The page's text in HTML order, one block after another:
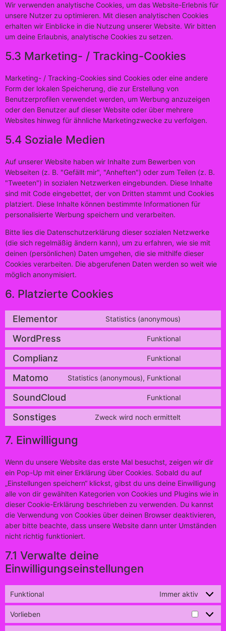
Wir verwenden analytische Cookies, um das Website-Erlebnis für
unsere Nutzer zu optimieren. Mit diesen analytischen Cookies
erhalten wir Einblicke in die Nutzung unserer Website. Wir bitten
um deine Erlaubnis, analytische Cookies zu setzen.
5.3 Marketing- / Tracking-Cookies
Marketing- / Tracking-Cookies sind Cookies oder eine andere
Form der lokalen Speicherung, die zur Erstellung von
Benutzerprofilen verwendet werden, um Werbung anzuzeigen
oder den Benutzer auf dieser Website oder über mehrere
Websites hinweg für ähnliche Marketingzwecke zu verfolgen.
5.4 Soziale Medien
Auf unserer Website haben wir Inhalte zum Bewerben von
Webseiten (z. B. "Gefällt mir", "Anheften") oder zum Teilen (z. B.
"Tweeten") in sozialen Netzwerken eingebunden. Diese Inhalte
sind mit Code eingebettet, der von Dritten stammt und Cookies
platziert. Diese Inhalte können bestimmte Informationen für
personalisierte Werbung speichern und verarbeiten.
Bitte lies die Datenschutzerklärung dieser sozialen Netzwerke
(die sich regelmäßig ändern kann), um zu erfahren, wie sie mit
deinen (persönlichen) Daten umgehen, die sie mithilfe dieser
Cookies verarbeiten. Die abgerufenen Daten werden so weit wie
möglich anonymisiert.
6. Platzierte Cookies
Elementor Statistics (anonymous)
WordPress Funktional
Complianz Funktional
Matomo Statistics (anonymous), Funktional
SoundCloud Funktional
Sonstiges Zweck wird noch ermittelt
7. Einwilligung
Wenn du unsere Website das erste Mal besuchst, zeigen wir dir
ein Pop-Up mit einer Erklärung über Cookies. Sobald du auf
„Einstellungen speichern“ klickst, gibst du uns deine Einwilligung
alle von dir gewählten Kategorien von Cookies und Plugins wie in
dieser Cookie-Erklärung beschrieben zu verwenden. Du kannst
die Verwendung von Cookies über deinen Browser deaktivieren,
aber bitte beachte, dass unsere Website dann unter Umständen
nicht richtig funktioniert.
7.1 Verwalte deine
Einwilligungseinstellungen
Funktional Immer aktiv
Vorlieben